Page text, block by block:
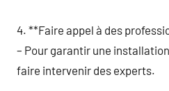
4. **Faire appel à des
– Pour garantir une
faire intervenir des experts.